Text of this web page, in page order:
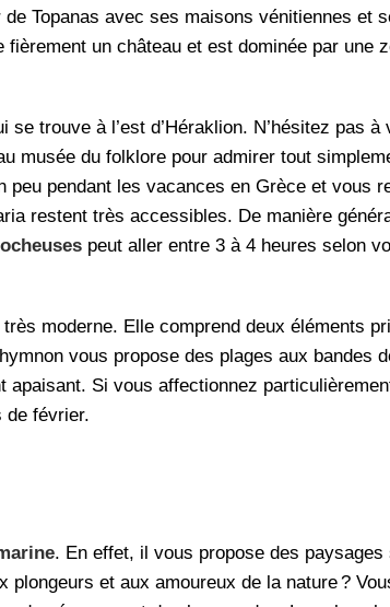
Topanas avec ses maisons vénitiennes et
un château et est dominée par une
trouve à l’est d’Héraklion. N’hésitez pas à
musée du folklore pour admirer tout
pendant les vacances en Grèce et vous
restent très accessibles. De manière
peut aller entre 3 à 4 heures selon
moderne. Elle comprend deux éléments
vous propose des plages aux bandes
apaisant. Si vous affectionnez
de février.
. En effet, il vous propose des
et aux amoureux de la nature ?